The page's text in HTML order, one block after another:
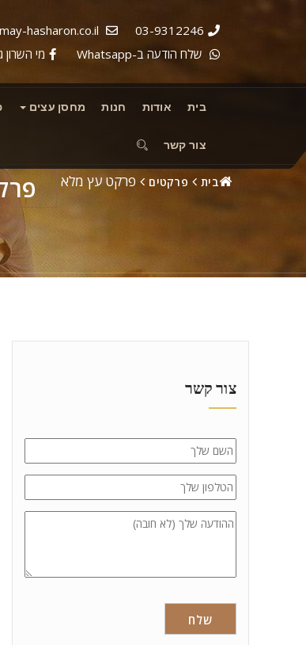
03-9312246
hasharon.co.il
שלח הודעה ב-Whatsapp
מי השרון
בית אודות חנות מחסן עצים
צור קשר
בית פרקטים פרקט עץ מלא
צור קשר